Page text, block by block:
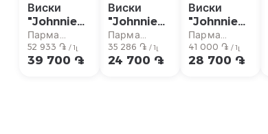
Виски
"Johnnie
Walker
Green
Label"
Парма
супермаркет
52 933 ֏ / 1լ
39 700 ֏
Виски
"Johnnie
Walker
Black
Ruby"
Парма
супермаркет
35 286 ֏ / 1լ
24 700 ֏
Виски
"Johnnie
Walker
Double
Black"
Парма
супермаркет
41 000 ֏ / 1լ
28 700 ֏